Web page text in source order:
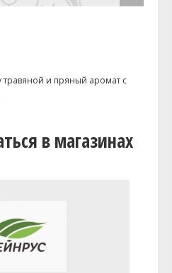
травяной и пряный аромат с
в магазинах